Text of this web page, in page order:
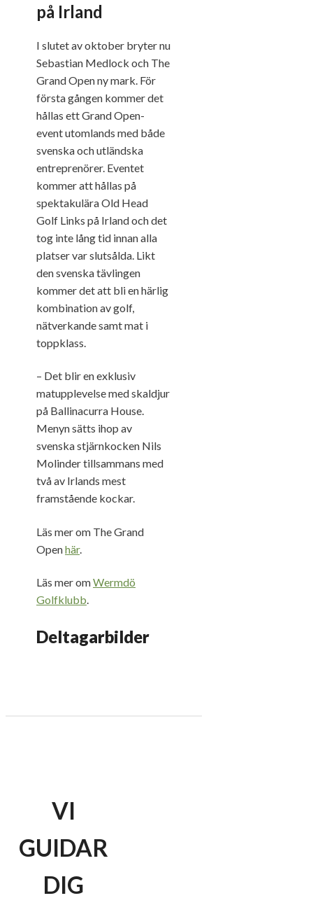
på Irland
I slutet av oktober bryter nu
Sebastian Medlock och The
Grand Open ny mark. För
första gången kommer det
hållas ett Grand Open-
event utomlands med både
svenska och utländska
entreprenörer. Eventet
kommer att hållas på
spektakulära Old Head
Golf Links på Irland och det
tog inte lång tid innan alla
platser var slutsålda. Likt
den svenska tävlingen
kommer det att bli en härlig
kombination av golf,
nätverkande samt mat i
toppklass.
– Det blir en exklusiv
matupplevelse med skaldjur
på Ballinacurra House.
Menyn sätts ihop av
svenska stjärnkocken Nils
Molinder tillsammans med
två av Irlands mest
framstående kockar.
Läs mer om The Grand
Openhär.
Läs mer omWermdö
Golfklubb.
Deltagarbilder
VI
GUIDAR
DIG